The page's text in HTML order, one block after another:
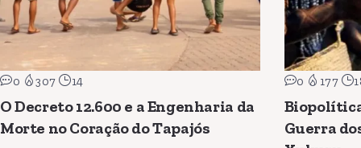
0 307 14
O Decreto 12.600 e a Engenharia da
Morte no Coração do Tapajós
0 177
Guerra